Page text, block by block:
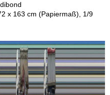
x 163 cm (Papiermaß), 1/9